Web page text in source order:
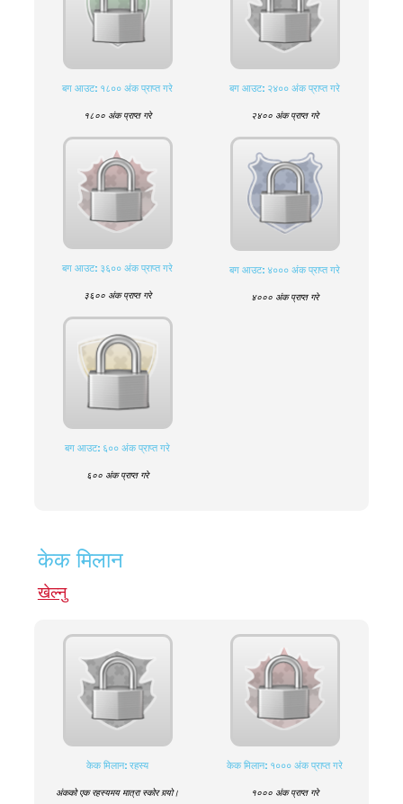
बग आउट: १८०० अंक प्राप्त गरे
१८०० अंक प्राप्त गरे
बग आउट: २४०० अंक प्राप्त गरे
२४०० अंक प्राप्त गरे
बग आउट: ३६०० अंक प्राप्त गरे
३६०० अंक प्राप्त गरे
बग आउट: ४००० अंक प्राप्त गरे
४००० अंक प्राप्त गरे
बग आउट: ६०० अंक प्राप्त गरे
६०० अंक प्राप्त गरे
केक मिलान
खेल्नु
केक मिलान: रहस्य
अंकको एक रहस्यमय मात्रा स्कोर गर्‍यो।
केक मिलान: १००० अंक प्राप्त गरे
१००० अंक प्राप्त गरे